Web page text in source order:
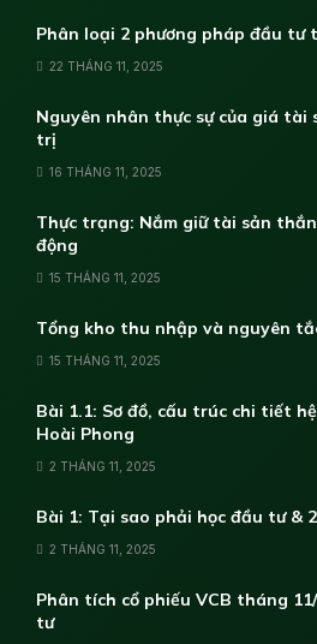
Phân loại 2 phương pháp đầu tư
22 THÁNG 11, 2025
Nguyên nhân thực sự của giá tài
trị
16 THÁNG 11, 2025
Thực trạng: Nắm giữ tài sản
động
15 THÁNG 11, 2025
Tổng kho thu nhập và nguyên
15 THÁNG 11, 2025
Bài 1.1: Sơ đồ, cấu trúc chi tiết
Hoài Phong
2 THÁNG 11, 2025
Bài 1: Tại sao phải học đầu tư &
2 THÁNG 11, 2025
Phân tích cổ phiếu VCB tháng
tư